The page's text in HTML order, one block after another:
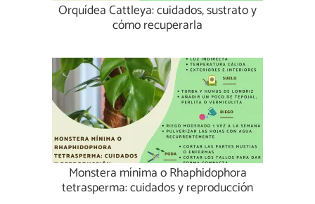
Orquídea Cattleya: cuidados, sustrato y
cómo recuperarla
Monstera mínima o Rhaphidophora
tetrasperma: cuidados y reproducción